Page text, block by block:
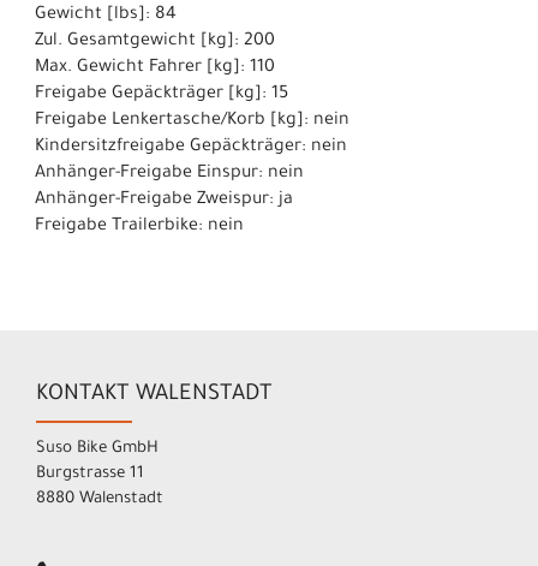
Gewicht [lbs]: 84
Zul. Gesamtgewicht [kg]: 200
Max. Gewicht Fahrer [kg]: 110
Freigabe Gepäckträger [kg]: 15
Freigabe Lenkertasche/Korb [kg]: nein
Kindersitzfreigabe Gepäckträger: nein
Anhänger-Freigabe Einspur: nein
Anhänger-Freigabe Zweispur: ja
Freigabe Trailerbike: nein
KONTAKT WALENSTADT
Suso Bike GmbH
Burgstrasse 11
8880 Walenstadt